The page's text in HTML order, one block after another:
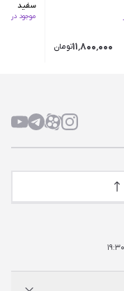
۱۱٬۸۰۰٬۰۰۰تومان
سفید
موجود در